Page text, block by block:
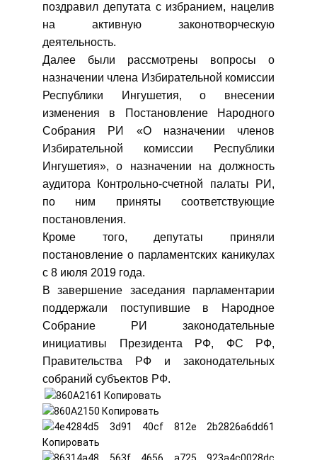
поздравил депутата с избранием, нацелив
на активную законотворческую
деятельность.
Далее были рассмотрены вопросы о
назначении члена Избирательной комиссии
Республики Ингушетия, о внесении
изменения в Постановление Народного
Собрания РИ «О назначении членов
Избирательной комиссии Республики
Ингушетия», о назначении на должность
аудитора Контрольно-счетной палаты РИ,
по ним приняты соответствующие
постановления.
Кроме того, депутаты приняли
постановление о парламентских каникулах
с 8 июля 2019 года.
В завершение заседания парламентарии
поддержали поступившие в Народное
Собрание РИ законодательные
инициативы Президента РФ, ФС РФ,
Правительства РФ и законодательных
собраний субъектов РФ.